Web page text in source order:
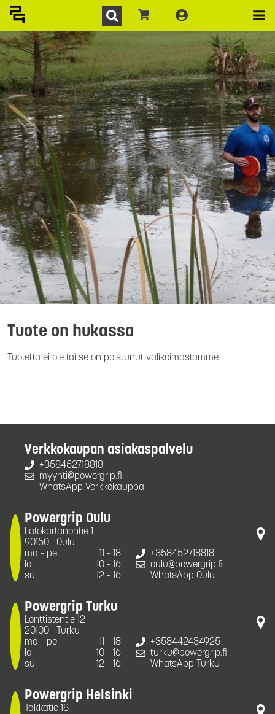
Tuote on hukassa
Tuotetta ei ole tai se on poistunut valikoimastamme.
Verkkokaupan asiakaspalvelu
+358452718818
myynti@powergrip.fi
WhatsApp Verkkokauppa
Powergrip Oulu
Latokartanontie 1
90150
Oulu
ma - pe
11 - 18
la
10 - 16
su
12 - 16
+358452718818
oulu@powergrip.fi
WhatsApp Oulu
Powergrip Turku
Lonttistentie 12
20100
Turku
ma - pe
11 - 18
la
10 - 16
su
12 - 16
+358442434925
turku@powergrip.fi
WhatsApp Turku
Powergrip Helsinki
Takkatie 18